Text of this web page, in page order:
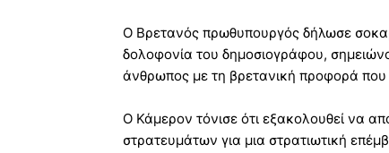
Ο Βρετανός πρωθυπουργός δήλωσε
δολοφονία του δημοσιογράφου,
άνθρωπος με τη βρετανική προφορά που
Ο Κάμερον τόνισε ότι εξακολουθεί να
στρατευμάτων για μια στρατιωτική